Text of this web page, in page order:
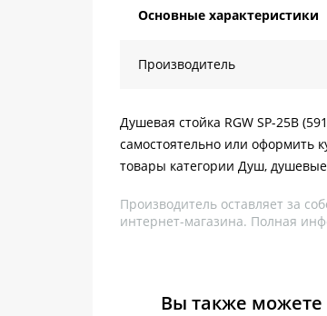
Основные характеристики
Производитель
Душевая стойка RGW SP-25B
самостоятельно или оформить
товары категории Душ,
Производитель оставляет за
интернет-магазина. Полная
Вы также можете